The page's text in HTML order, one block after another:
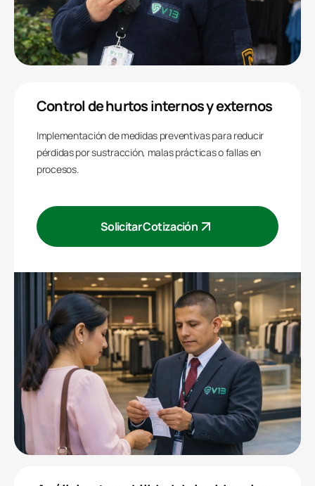
Control de hurtos internos y externos
Implementación de medidas preventivas para reducir
pérdidas por sustracción, malas prácticas o fallas en
procesos.
Solicitar Cotización